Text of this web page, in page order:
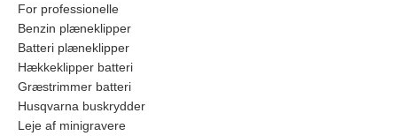
For professionelle
Benzin plæneklipper
Batteri plæneklipper
Hækkeklipper batteri
Græstrimmer batteri
Husqvarna buskrydder
Leje af minigravere